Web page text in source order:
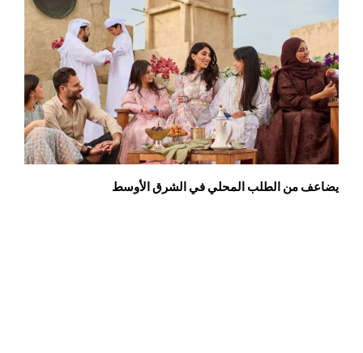
يضاعف من الطلب المحلي في الشرق الأوسط